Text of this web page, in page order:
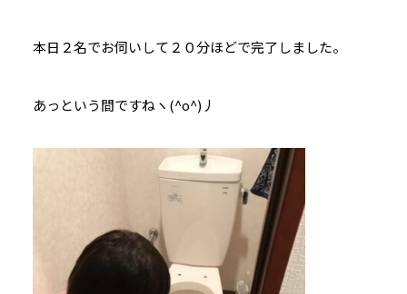
本日２名でお伺いして２０分ほどで完了しました。
あっという間ですねヽ(^o^)丿